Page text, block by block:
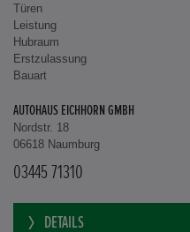
Türen
Leistung
Hubraum
Erstzulassung
Bauart
AUTOHAUS EICHHORN GMBH
Nordstr. 18
06618 Naumburg
03445 71310
DETAILS